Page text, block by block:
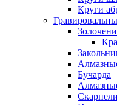
Круги
Бучарда